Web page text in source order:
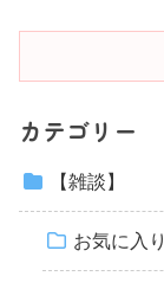
カテゴリー
【雑談】
お気に入り